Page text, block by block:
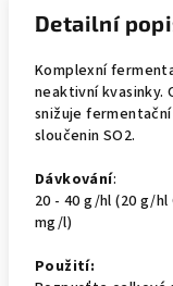
Detailní
Komplexní
neaktivní kvasinky.
snižuje
sloučenin SO2.
Dávkování:
20 - 40 g/hl (20 g/
mg/l)
Použití: